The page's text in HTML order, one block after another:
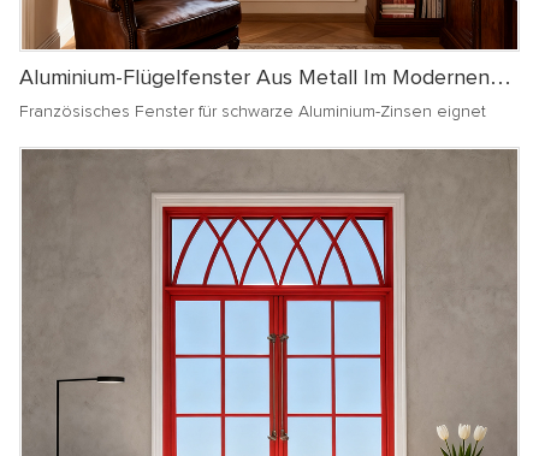
Aluminium-Flügelfenster Aus Metall Im Modernen
Französischen Stil
Französisches Fenster für schwarze Aluminium-Zinsen eignet